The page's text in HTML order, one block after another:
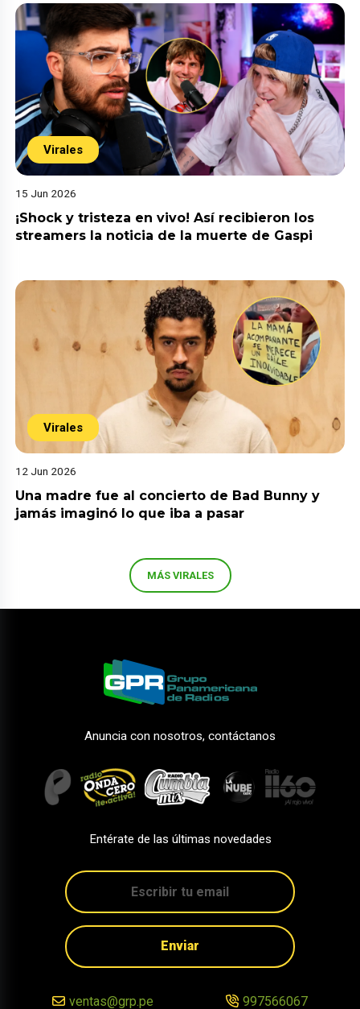
Virales
15 Jun 2026
¡Shock y tristeza en vivo! Así recibieron los
streamers la noticia de la muerte de Gaspi
Virales
12 Jun 2026
Una madre fue al concierto de Bad Bunny y
jamás imaginó lo que iba a pasar
MÁS VIRALES
Anuncia con nosotros, contáctanos
Entérate de las últimas novedades
Enviar
ventas@grp.pe 997566067